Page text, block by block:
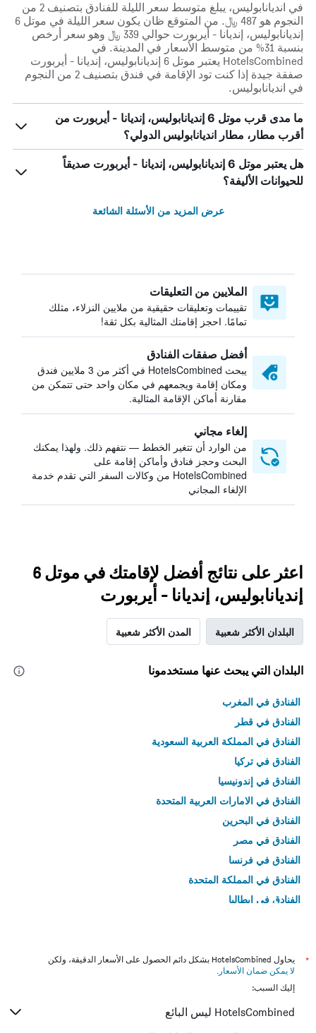
في انديانابوليس، يبلغ متوسط ​​سعر الليلة للفنادق بتصنيف 2 من
النجوم هو 487 ﷼. من المتوقع ظان يكون سعر الليلة في موتل 6
إنديانابوليس، إنديانا - أيربورت حوالي 339 ﷼ وهو سعر أرخص
بنسبة 31% من متوسط الأسعار في المدينة. في
HotelsCombined يعتبر موتل 6 إنديانابوليس، إنديانا - أيربورت
صفقة جيدة إذا كنت تود الإقامة في فندق بتصنيف 2 من النجوم
في انديانابوليس.
ما مدى قرب موتل 6 إنديانابوليس، إنديانا - أيربورت من
أقرب مطار، مطار انديانابوليس الدولي؟
هل يعتبر موتل 6 إنديانابوليس، إنديانا - أيربورت صديقاً
للحيوانات الأليفة؟
عرض المزيد من الأسئلة الشائعة
الملايين من التعليقات
تقييمات وتعليقات حقيقية من ملايين النزلاء، مثلك
تمامًا. احجز إقامتك المثالية بكل ثقة!
أفضل صفقات الفنادق
يبحث HotelsCombined في أكثر من 3 ملايين فندق
ومكان إقامة ويجمعهم في مكان واحد حتى تتمكن من
مقارنة أماكن الإقامة المثالية.
إلغاء مجاني
من الوارد أن تتغير الخطط — نتفهم ذلك. ولهذا يمكنك
البحث وحجز فنادق وأماكن إقامة على
HotelsCombined من وكالات السفر التي تقدم خدمة
الإلغاء المجاني
اعثر على نتائج أفضل لإقامتك في موتل 6
إنديانابوليس، إنديانا - أيربورت
البلدان الأكثر شعبية المدن الأكثر شعبية
البلدان التي يبحث عنها مستخدمونا
الفنادق في المغرب
الفنادق في قطر
الفنادق في المملكة العربية السعودية
الفنادق في تركيا
الفنادق في إندونيسيا
الفنادق في الامارات العربية المتحدة
الفنادق في البحرين
الفنادق في مصر
الفنادق في فرنسا
الفنادق في المملكة المتحدة
الفنادق في إيطاليا
*
يحاول HotelsCombined بشكل دائم الحصول على الأسعار الدقيقة، ولكن
لا يمكن ضمان الأسعار .
إليك السبب:
HotelsCombined ليس البائع